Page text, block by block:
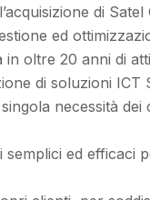
di
ed
in oltre 20 anni di
di soluzioni
necessità
ed efficaci